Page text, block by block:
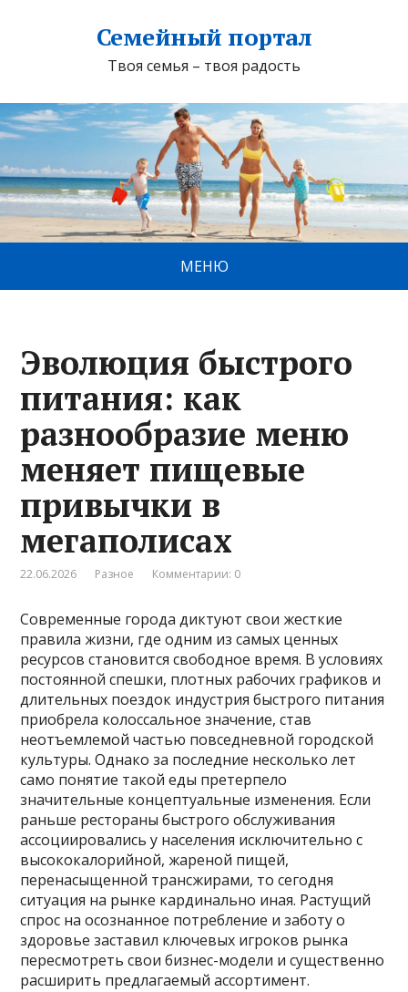
Семейный портал
Твоя семья – твоя радость
МЕНЮ
Эволюция быстрого
питания: как
разнообразие меню
меняет пищевые
привычки в
мегаполисах
22.06.2026 Разное Комментарии: 0
Современные города диктуют свои жесткие
правила жизни, где одним из самых ценных
ресурсов становится свободное время. В условиях
постоянной спешки, плотных рабочих графиков и
длительных поездок индустрия быстрого питания
приобрела колоссальное значение, став
неотъемлемой частью повседневной городской
культуры. Однако за последние несколько лет
само понятие такой еды претерпело
значительные концептуальные изменения. Если
раньше рестораны быстрого обслуживания
ассоциировались у населения исключительно с
высококалорийной, жареной пищей,
перенасыщенной трансжирами, то сегодня
ситуация на рынке кардинально иная. Растущий
спрос на осознанное потребление и заботу о
здоровье заставил ключевых игроков рынка
пересмотреть свои бизнес-модели и существенно
расширить предлагаемый ассортимент.